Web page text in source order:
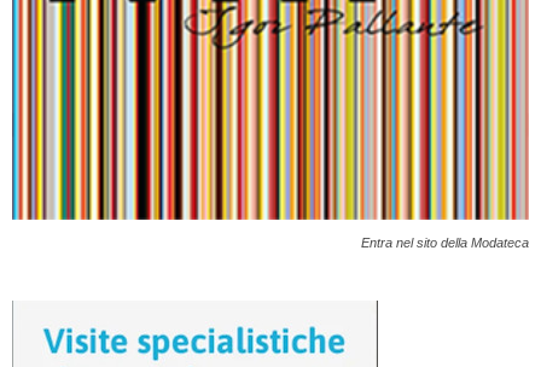
Entra nel sito della Modateca